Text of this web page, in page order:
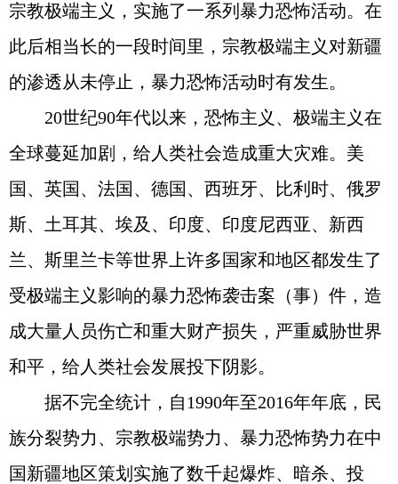
宗教极端主义，实施了一系列暴力恐怖活动。在
此后相当长的一段时间里，宗教极端主义对新疆
的渗透从未停止，暴力恐怖活动时有发生。
20世纪90年代以来，恐怖主义、极端主义在
全球蔓延加剧，给人类社会造成重大灾难。美
国、英国、法国、德国、西班牙、比利时、俄罗
斯、土耳其、埃及、印度、印度尼西亚、新西
兰、斯里兰卡等世界上许多国家和地区都发生了
受极端主义影响的暴力恐怖袭击案（事）件，造
成大量人员伤亡和重大财产损失，严重威胁世界
和平，给人类社会发展投下阴影。
据不完全统计，自1990年至2016年年底，民
族分裂势力、宗教极端势力、暴力恐怖势力在中
国新疆地区策划实施了数千起爆炸、暗杀、投